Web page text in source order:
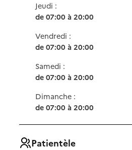
Jeudi :
de 07:00 à 20:00
Vendredi :
de 07:00 à 20:00
Samedi :
de 07:00 à 20:00
Dimanche :
de 07:00 à 20:00
Patientèle